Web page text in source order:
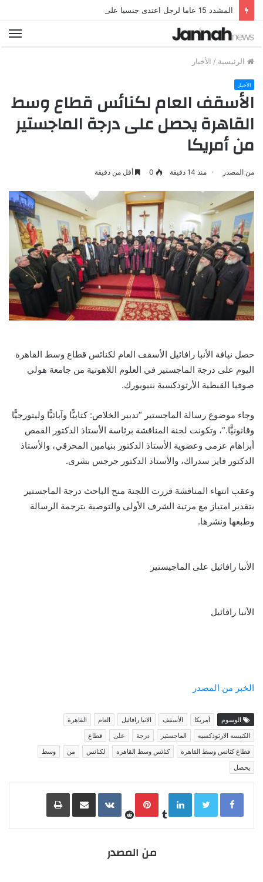
الرئيسية / الأخبار
الأخبار
الأسقف العام لكنائس قطاع وسط
القاهرة يحصل على درجة الماجستير
من أمريكا
من المصدر منذ 14 دقيقة 0 أقل من دقيقة
حصل نيافة الأنبا رافائيل الأسقف العام لكنائس قطاع وسط القاهرة
اليوم على درجة الماجستير في العلوم اللاهوتية من جامعة هولي
صوفيا القبطية الأرثوذكسية بنيويورك.
وجاء موضوع رسالة الماجستير “تدبير الخلاص: كتابيًّا وآبائيًّا وليتورجيًّا
وقانونيًّا“.، وتكونت لجنة المناقشة برئاسة الأستاذ الدكتور القمص
أبراهام عزمى وعضوية الأستاذ الدكتور بنيامين المحرقي، والأستاذ
الدكتور فايز سدراك، والأستاذ الدكتور جرجس بشرى.
وعقب انتهاء المناقشة قررت اللجنة منح الباحث درجة الماجستير
بتقدير امتياز مع مرتبة الشرف الأولى والتوصية بترجمة الرسالة
وطبعها ونشرها.
الأنبا رافائيل على الماجيستير
الأنبا رافائيل
الخبر من المصدر
الوسوم أمريكا الأسقف الانبا رافائيل العام
القاهرة
الكنيسه الارثوذكسيه
الماجستير درجة على
قطاع
قطاع كنائس وسط القاهره
كنائس وسط القاهره لكنائس من
وسط
يحصل
LinkedIn
Pinterest مشاركة عبر البريد طباعة
من المصدر